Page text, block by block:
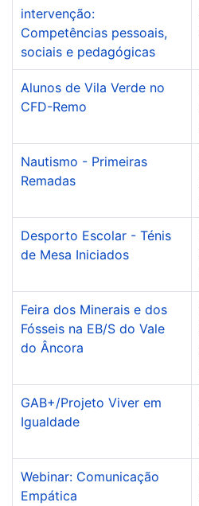
intervenção:
Competências pessoais,
sociais e pedagógicas
Alunos de Vila Verde no
CFD-Remo
Nautismo - Primeiras
Remadas
Desporto Escolar - Ténis
de Mesa Iniciados
Feira dos Minerais e dos
Fósseis na EB/S do Vale
do Âncora
GAB+/Projeto Viver em
Igualdade
Webinar: Comunicação
Empática